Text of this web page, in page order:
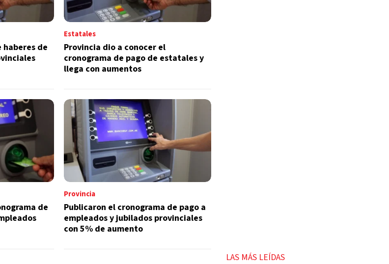
haberes de
Estatales
Provincia dio a conocer el
cronograma de pago de estatales y
llega con aumentos
de
Provincia
Publicaron el cronograma de pago a
empleados y jubilados provinciales
con 5% de aumento
LAS MÁS LEÍDAS